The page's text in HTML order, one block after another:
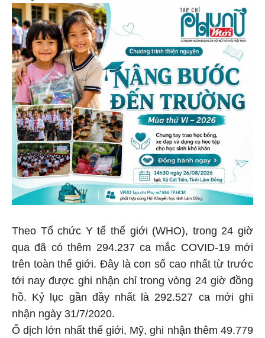
Theo Tổ chức Y tế thế giới (WHO), trong 24 giờ
qua đã có thêm 294.237 ca mắc COVID-19 mới
trên toàn thế giới. Đây là con số cao nhất từ trước
tới nay được ghi nhận chỉ trong vòng 24 giờ đồng
hồ. Kỷ lục gần đầy nhất là 292.527 ca mới ghi
nhận ngày 31/7/2020.
Ổ dịch lớn nhất thế giới, Mỹ, ghi nhận thêm 49.779